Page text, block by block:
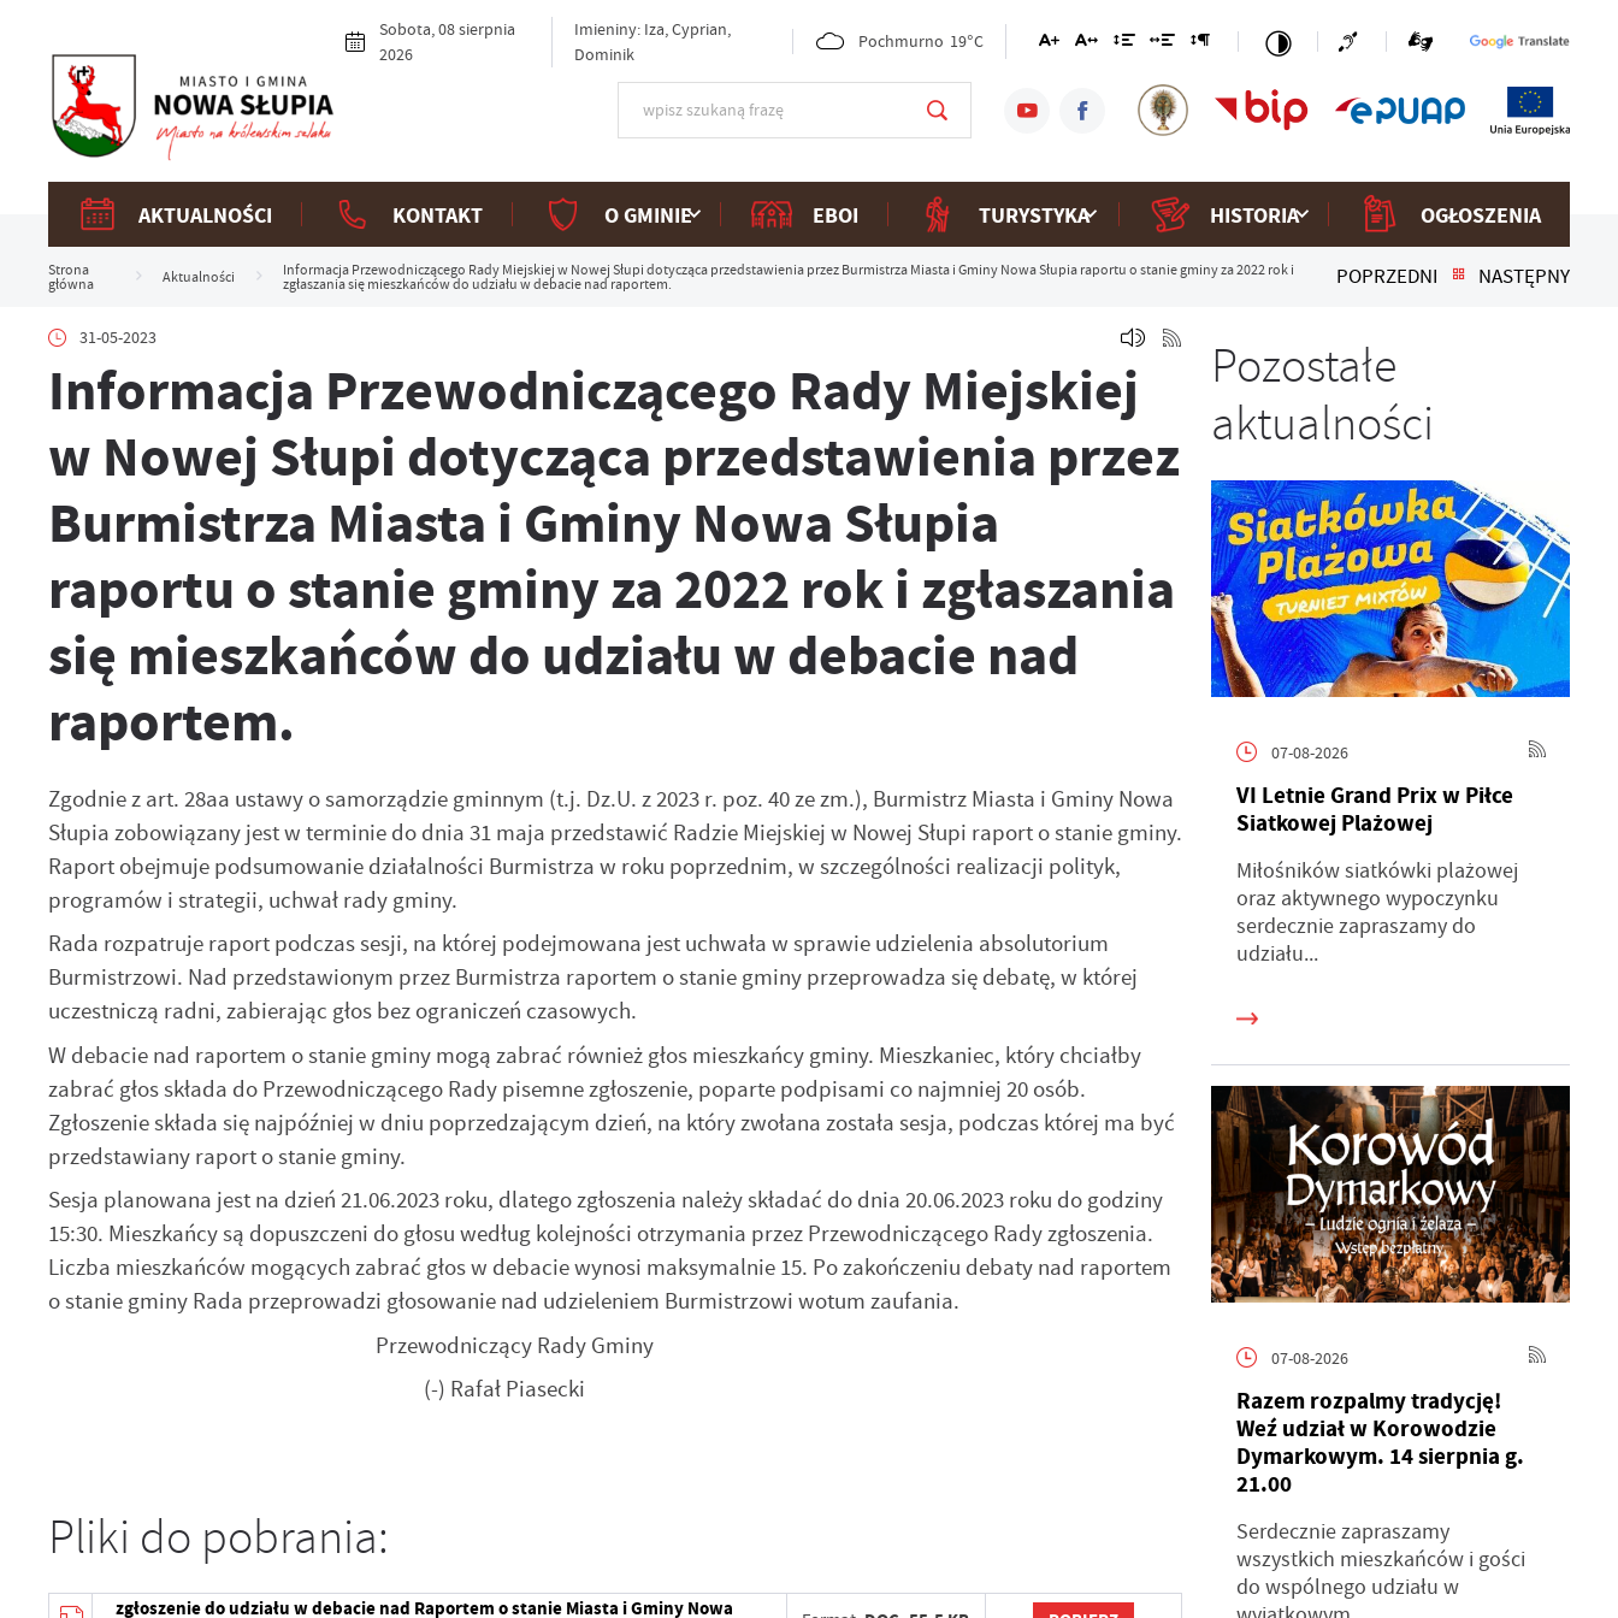
Sobota, 08 sierpnia
2026
Imieniny: Iza, Cyprian,
Dominik
Pochmurno 19°C
AKTUALNOŚCI KONTAKT O GMINIE EBOI TURYSTYKA HISTORIA OGŁOSZENIA
Strona
główna Aktualności Informacja Przewodniczącego Rady Miejskiej w Nowej Słupi dotycząca przedstawienia przez Burmistrza Miasta i Gminy Nowa Słupia raportu o stanie gminy za 2022 rok i
zgłaszania się mieszkańców do udziału w debacie nad raportem. POPRZEDNI NASTĘPNY
31-05-2023
Informacja Przewodniczącego Rady Miejskiej
w Nowej Słupi dotycząca przedstawienia przez
Burmistrza Miasta i Gminy Nowa Słupia
raportu o stanie gminy za 2022 rok i zgłaszania
się mieszkańców do udziału w debacie nad
raportem.
Zgodnie z art. 28aa ustawy o samorządzie gminnym (t.j. Dz.U. z 2023 r. poz. 40 ze zm.), Burmistrz Miasta i Gminy Nowa
Słupia zobowiązany jest w terminie do dnia 31 maja przedstawić Radzie Miejskiej w Nowej Słupi raport o stanie gminy.
Raport obejmuje podsumowanie działalności Burmistrza w roku poprzednim, w szczególności realizacji polityk,
programów i strategii, uchwał rady gminy.
Rada rozpatruje raport podczas sesji, na której podejmowana jest uchwała w sprawie udzielenia absolutorium
Burmistrzowi. Nad przedstawionym przez Burmistrza raportem o stanie gminy przeprowadza się debatę, w której
uczestniczą radni, zabierając głos bez ograniczeń czasowych.
W debacie nad raportem o stanie gminy mogą zabrać również głos mieszkańcy gminy. Mieszkaniec, który chciałby
zabrać głos składa do Przewodniczącego Rady pisemne zgłoszenie, poparte podpisami co najmniej 20 osób.
Zgłoszenie składa się najpóźniej w dniu poprzedzającym dzień, na który zwołana została sesja, podczas której ma być
przedstawiany raport o stanie gminy.
Sesja planowana jest na dzień 21.06.2023 roku, dlatego zgłoszenia należy składać do dnia 20.06.2023 roku do godziny
15:30. Mieszkańcy są dopuszczeni do głosu według kolejności otrzymania przez Przewodniczącego Rady zgłoszenia.
Liczba mieszkańców mogących zabrać głos w debacie wynosi maksymalnie 15. Po zakończeniu debaty nad raportem
o stanie gminy Rada przeprowadzi głosowanie nad udzieleniem Burmistrzowi wotum zaufania.
Przewodniczący Rady Gminy
(-) Rafał Piasecki
Pliki do pobrania:
zgłoszenie do udziału w debacie nad Raportem o stanie Miasta i Gminy Nowa
Pozostałe
aktualności
07-08-2026
VI Letnie Grand Prix w Piłce
Siatkowej Plażowej
Miłośników siatkówki plażowej
oraz aktywnego wypoczynku
serdecznie zapraszamy do
udziału...
07-08-2026
Razem rozpalmy tradycję!
Weź udział w Korowodzie
Dymarkowym. 14 sierpnia g.
21.00
Serdecznie zapraszamy
wszystkich mieszkańców i gości
do wspólnego udziału w
Ustawienia
Niezbędne